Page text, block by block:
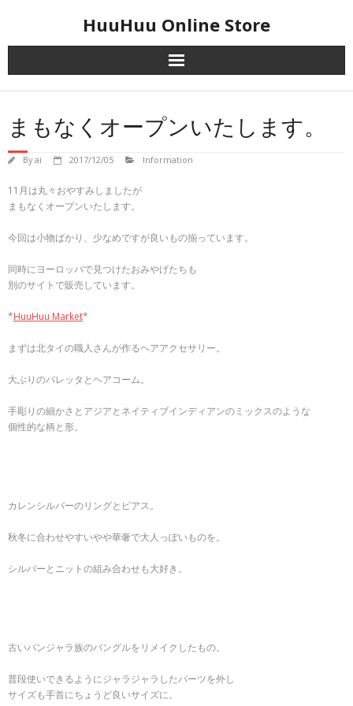
HuuHuu Online Store
まもなくオープンいたします。
Byai 2017/12/05 Information
11月は丸々おやすみしましたが
まもなくオープンいたします。
今回は小物ばかり、少なめですが良いもの揃っています。
同時にヨーロッパで見つけたおみやげたちも
別のサイトで販売しています。
*HuuHuu Market*
まずは北タイの職人さんが作るヘアアクセサリー。
大ぶりのバレッタとヘアコーム。
手彫りの細かさとアジアとネイティブインディアンのミックスのような
個性的な柄と形。
カレンシルバーのリングとピアス。
秋冬に合わせやすいやや華奢で大人っぽいものを。
シルバーとニットの組み合わせも大好き。
古いバンジャラ族のバングルをリメイクしたもの。
普段使いできるようにジャラジャラしたパーツを外し
サイズも手首にちょうど良いサイズに。